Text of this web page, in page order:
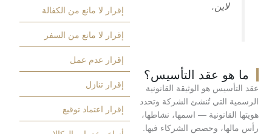
عقد التأسيس؟
هو الوثيقة القانونية
التي تُنشئ الشركة وتحدد
— اسمها، نشاطها،
وحصص الشركاء فيها.
إقرار لا مانع من الكفالة
إقرار لا مانع من السفر
إقرار عدم عمل
إقرار تنازل
إقرار اعتماد توقيع